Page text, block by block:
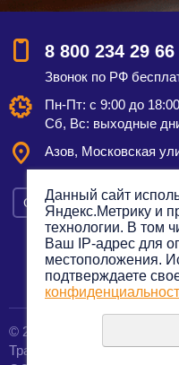
8 800 234 29 66
Звонок по РФ
Пн-Пт: с 9:00 до 18:00
Сб, Вс: выходные
Азов, Московская
Смотреть на карте
Политика
© 2012—2023. Все права
Транспортная компания по
Данный сайт
Яндекс.Метрику и
технологии. В том
Ваш IP-адрес для
местоположения.
подтверждаете